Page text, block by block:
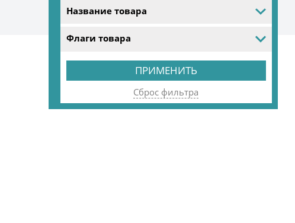
Название товара
Флаги товара
Сброс фильтра